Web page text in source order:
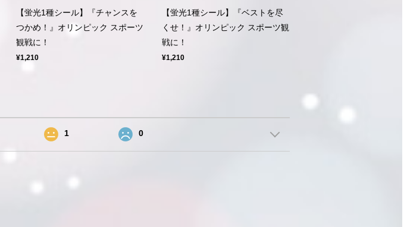
【蛍光1種シール】『チャンスを
つかめ！』オリンピック スポーツ
観戦に！
¥1,210
【蛍光1種シール】『ベストを尽
くせ！』オリンピック スポーツ観
戦に！
¥1,210
1 0